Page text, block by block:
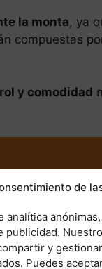
de
analítica
publicidad.
y
Puedes
la monta, ya
compuestas
y comodidad
del jinete . Este
articulaciones